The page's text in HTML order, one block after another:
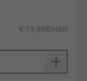
€ 13,49/Beutel